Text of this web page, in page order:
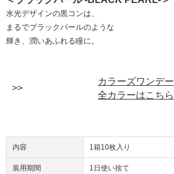
水光デザインの黒コンは、
まるでブラックパールのような
輝き、潤いあふれる瞳に。
カラーズワンデー
全カラーはこちら
内容 1箱10枚入り
装用期間 1日使い捨て